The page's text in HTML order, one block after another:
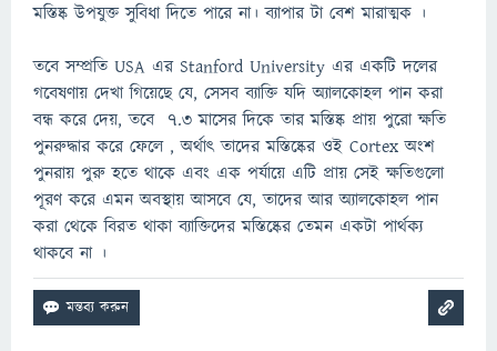
মস্তিষ্ক উপযুক্ত সুবিধা দিতে পারে না। ব্যাপার টা বেশ মারাত্মক ।
তবে সম্প্রতি USA এর Stanford University এর একটি দলের
গবেষণায় দেখা গিয়েছে যে, সেসব ব্যাক্তি যদি অ্যালকোহল পান করা
বন্ধ করে দেয়, তবে ৭.৩ মাসের দিকে তার মস্তিষ্ক প্রায় পুরো ক্ষতি
পুনরুদ্ধার করে ফেলে , অর্থাৎ তাদের মস্তিষ্কের ওই Cortex অংশ
পুনরায় পুরু হতে থাকে এবং এক পর্যায়ে এটি প্রায় সেই ক্ষতিগুলো
পূরণ করে এমন অবস্থায় আসবে যে, তাদের আর অ্যালকোহল পান
করা থেকে বিরত থাকা ব্যাক্তিদের মস্তিষ্কের তেমন একটা পার্থক্য
থাকবে না ।